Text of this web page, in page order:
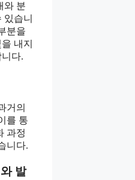
와 분
있습니
분을
내지
다.
거의
를 통
과정
니다.
발